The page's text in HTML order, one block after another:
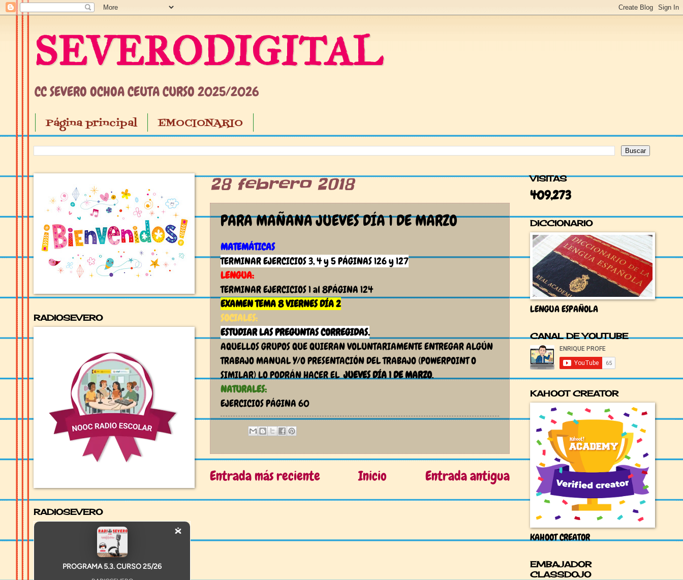
SEVERODIGITAL
CC SEVERO OCHOA CEUTA CURSO 2025/2026
Página principal EMOCIONARIO
28 febrero 2018
PARA MAÑANA JUEVES DÍA 1 DE MARZO
MATEMÁTICAS
TERMINAR EJERCICIOS 3, 4 y 5 PÁGINAS 126 y 127
LENGUA:
TERMINAR EJERCICIOS 1 al 8PÁGINA 124
EXAMEN TEMA 8 VIERNES DÍA 2
SOCIALES:
ESTUDIAR LAS PREGUNTAS CORREGIDAS.
AQUELLOS GRUPOS QUE QUIERAN VOLUNTARIAMENTE ENTREGAR ALGÚN
TRABAJO MANUAL Y/O PRESENTACIÓN DEL TRABAJO (POWERPOINT O
SIMILAR) LO PODRÁN HACER ELJUEVES DÍA 1 DE MARZO.
NATURALES:
EJERCICIOS PÁGINA 60
Entrada más reciente Entrada antigua
Inicio
RADIOSEVERO
RADIOSEVERO
VISITAS
409,273
DICCIONARIO
LENGUA ESPAÑOLA
CANAL DE YOUTUBE
KAHOOT CREATOR
KAHOOT CREATOR
EMBAJADOR
CLASSDOJO